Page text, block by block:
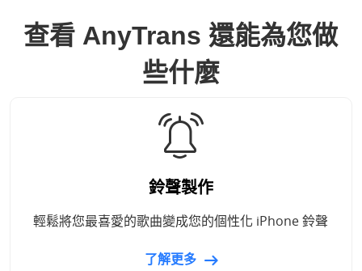
查看 AnyTrans 還能為您做
些什麼
鈴聲製作
輕鬆將您最喜愛的歌曲變成您的個性化 iPhone 鈴聲
了解更多